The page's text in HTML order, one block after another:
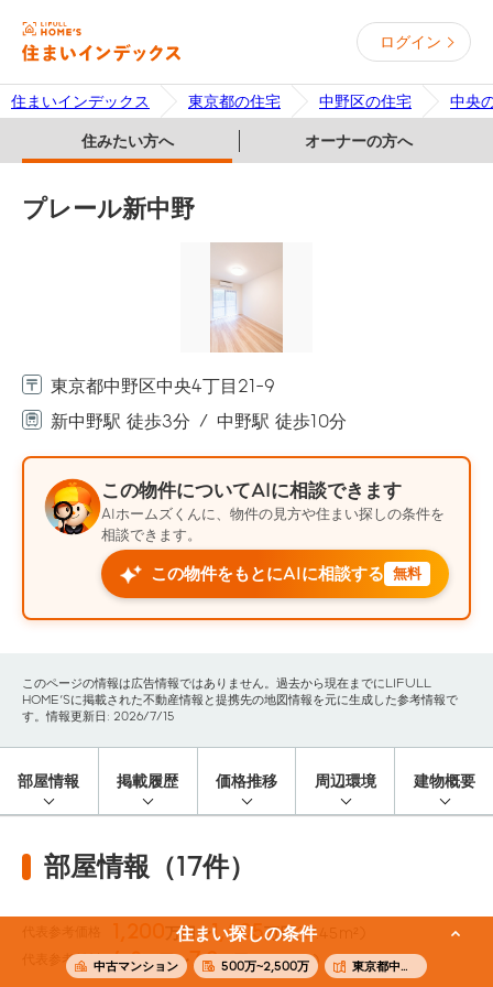
ログイン
住まいインデックス 東京都の住宅 中野区の住宅 中央
住みたい方へ オーナーの方へ
住まい探しの条件
中古マンション 500万~2,500万 東京都中野区
プレール新中野
東京都中野区中央4丁目21-9
新中野駅 徒歩3分
中野駅 徒歩10分
この物件についてAIに相談できます
AIホームズくんに、物件の見方や住まい探しの条件を
相談できます。
この物件をもとにAIに相談する 無料
このページの情報は広告情報ではありません。過去から現在までにLIFULL
HOME'Sに掲載された不動産情報と提携先の地図情報を元に生成した参考情報で
す。情報更新日: 2026/7/15
部屋情報 掲載履歴 価格推移 周辺環境 建物概要
部屋情報（17件）
1,200 万円〜 1,405万円(17.45m²)
代表参考賃料 6.3万円〜7.2 万円(17.45m²)